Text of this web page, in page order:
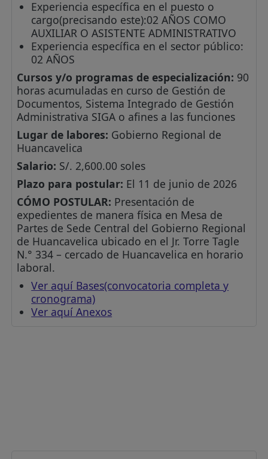
Experiencia específica en el puesto o
cargo(precisando este):02 AÑOS COMO
AUXILIAR O ASISTENTE ADMINISTRATIVO
Experiencia específica en el sector público:
02 AÑOS
Cursos y/o programas de especialización: 90
horas acumuladas en curso de Gestión de
Documentos, Sistema Integrado de Gestión
Administrativa SIGA o afines a las funciones
Lugar de labores: Gobierno Regional de
Huancavelica
Salario: S/. 2,600.00 soles
Plazo para postular: El 11 de junio de 2026
CÓMO POSTULAR: Presentación de
expedientes de manera física en Mesa de
Partes de Sede Central del Gobierno Regional
de Huancavelica ubicado en el Jr. Torre Tagle
N.° 334 – cercado de Huancavelica en horario
laboral.
Ver aquí Bases(convocatoria completa y
cronograma)
Ver aquí Anexos